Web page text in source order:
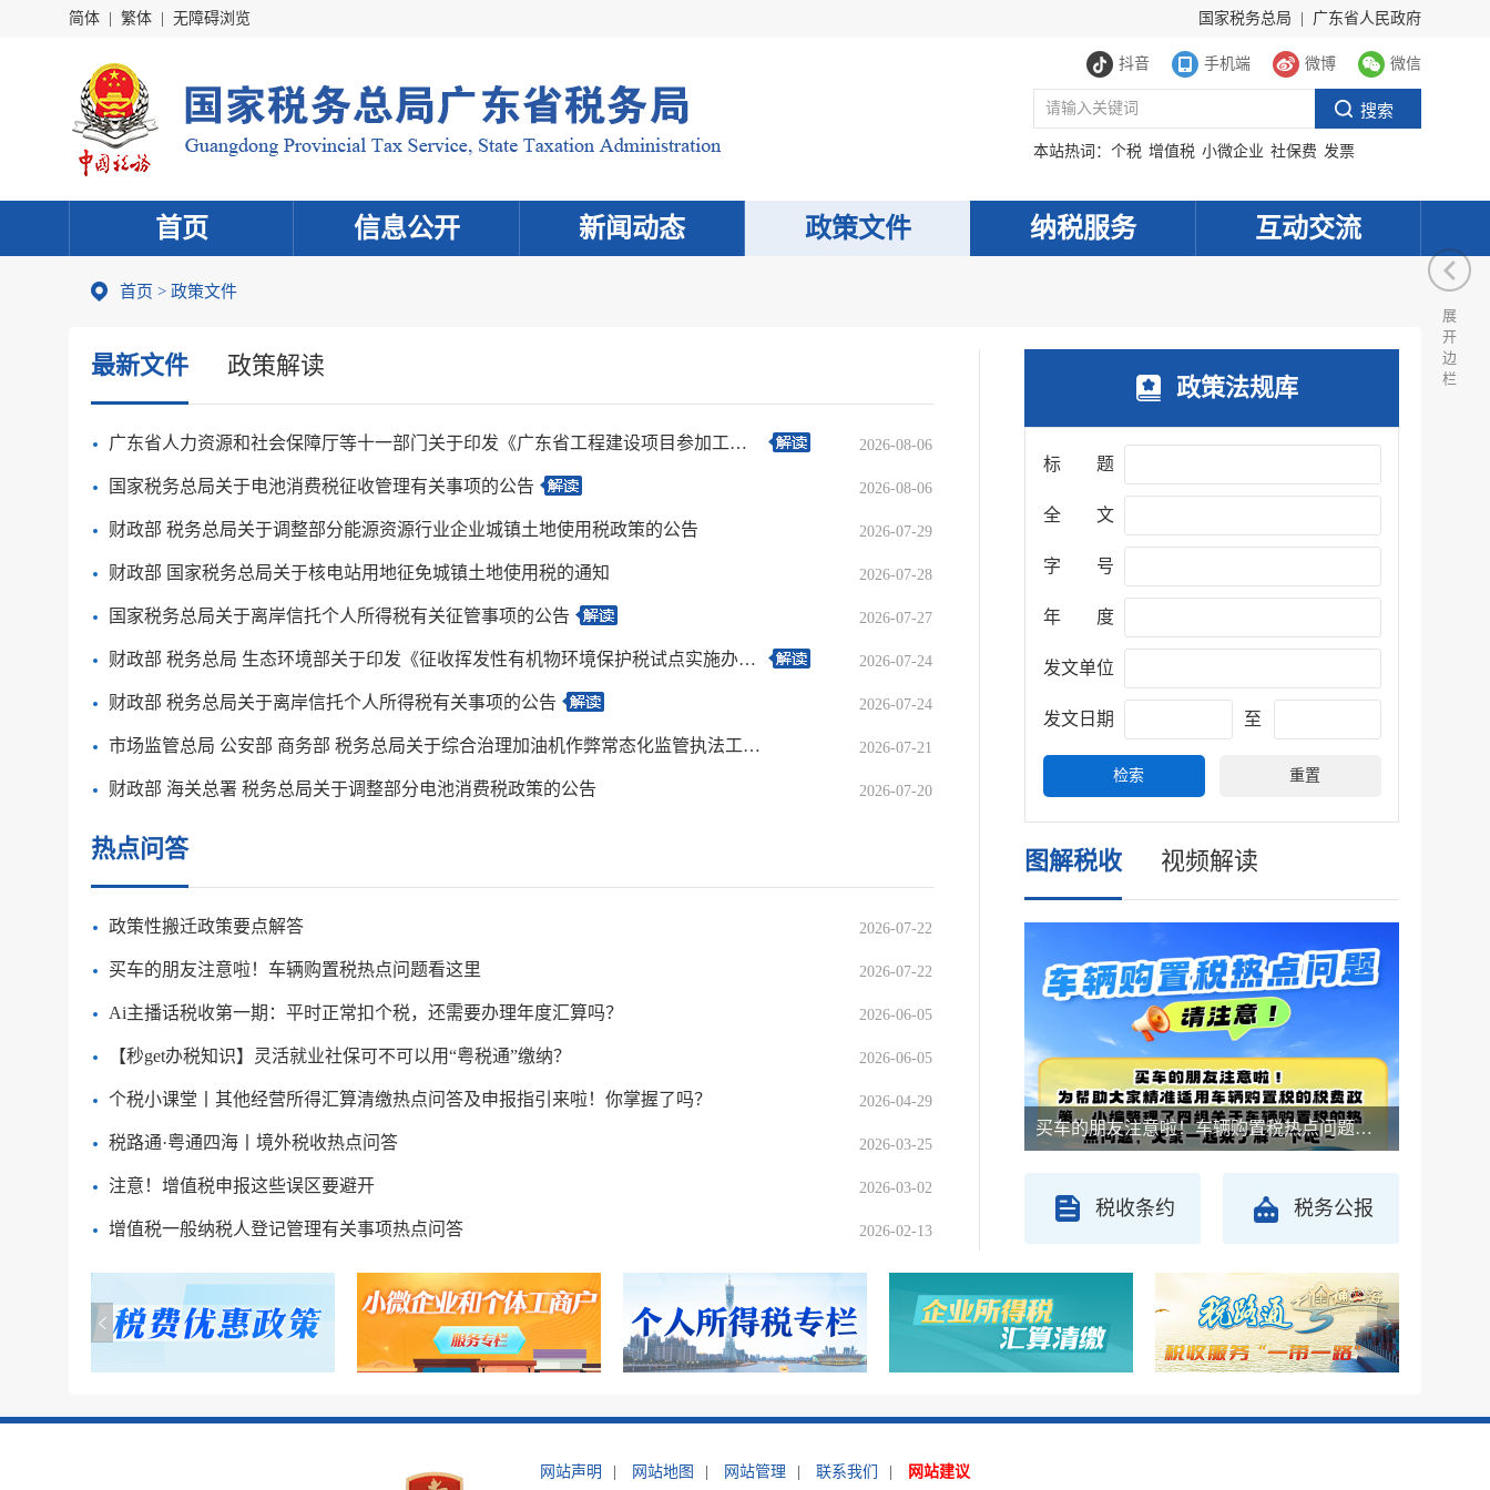
简体 繁体 无障碍浏览 国家税务总局 广东省人民政府
抖音 手机端 微博 微信
本站热词： 个税 增值税 小微企业 社保费 发票
首页 信息公开 新闻动态 政策文件 纳税服务 互动交流
首页 > 政策文件
最新文件 政策解读
广东省人力资源和社会保障厅等十一部门关于印发《广东省工程建设项目参加工伤保险办法》的通知 2026-08-06
国家税务总局关于电池消费税征收管理有关事项的公告 2026-08-06
财政部 税务总局关于调整部分能源资源行业企业城镇土地使用税政策的公告 2026-07-29
财政部 国家税务总局关于核电站用地征免城镇土地使用税的通知 2026-07-28
国家税务总局关于离岸信托个人所得税有关征管事项的公告 2026-07-27
财政部 税务总局 生态环境部关于印发《征收挥发性有机物环境保护税试点实施办法》的通知 2026-07-24
财政部 税务总局关于离岸信托个人所得税有关事项的公告 2026-07-24
市场监管总局 公安部 商务部 税务总局关于综合治理加油机作弊常态化监管执法工作的指导意见 2026-07-21
财政部 海关总署 税务总局关于调整部分电池消费税政策的公告 2026-07-20
热点问答
政策性搬迁政策要点解答 2026-07-22
买车的朋友注意啦！车辆购置税热点问题看这里 2026-07-22
Ai主播话税收第一期：平时正常扣个税，还需要办理年度汇算吗？ 2026-06-05
【秒get办税知识】灵活就业社保可不可以用“粤税通”缴纳？ 2026-06-05
个税小课堂丨其他经营所得汇算清缴热点问答及申报指引来啦！你掌握了吗？ 2026-04-29
税路通·粤通四海丨境外税收热点问答 2026-03-25
注意！增值税申报这些误区要避开 2026-03-02
增值税一般纳税人登记管理有关事项热点问答 2026-02-13
政策法规库
标 题
全 文
字 号
年 度
发文单位
发文日期 至
图解税收 视频解读
买车的朋友注意啦！车辆购置税热点问题看这里
税收条约 税务公报
网站声明 网站地图 网站管理 联系我们 网站建议
展
开
边
栏